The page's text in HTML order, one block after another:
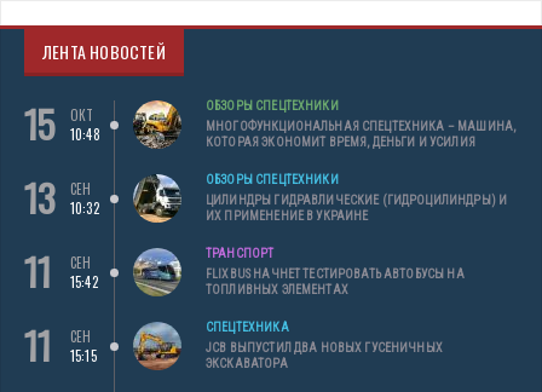
ЛЕНТА НОВОСТЕЙ
15
ОКТ
10:48
ОБЗОРЫ СПЕЦТЕХНИКИ
МНОГОФУНКЦИОНАЛЬНАЯ СПЕЦТЕХНИКА – МАШИНА,
КОТОРАЯ ЭКОНОМИТ ВРЕМЯ, ДЕНЬГИ И УСИЛИЯ
13
СЕН
10:32
ОБЗОРЫ СПЕЦТЕХНИКИ
ЦИЛИНДРЫ ГИДРАВЛИЧЕСКИЕ (ГИДРОЦИЛИНДРЫ) И
ИХ ПРИМЕНЕНИЕ В УКРАИНЕ
11
СЕН
15:42
ТРАНСПОРТ
FLIXBUS НАЧНЕТ ТЕСТИРОВАТЬ АВТОБУСЫ НА
ТОПЛИВНЫХ ЭЛЕМЕНТАХ
11
СЕН
15:15
СПЕЦТЕХНИКА
JCB ВЫПУСТИЛ ДВА НОВЫХ ГУСЕНИЧНЫХ
ЭКСКАВАТОРА